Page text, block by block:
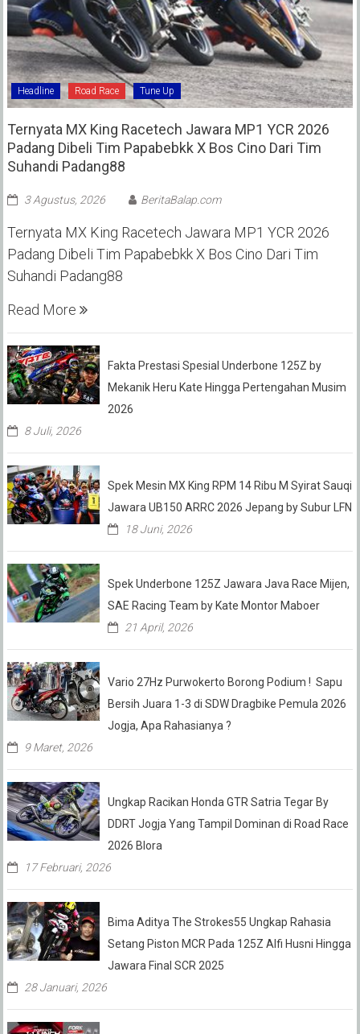
Headline Road Race Tune Up
Ternyata MX King Racetech Jawara MP1 YCR 2026
Padang Dibeli Tim Papabebkk X Bos Cino Dari Tim
Suhandi Padang88
3 Agustus, 2026 BeritaBalap.com
Ternyata MX King Racetech Jawara MP1 YCR 2026
Padang Dibeli Tim Papabebkk X Bos Cino Dari Tim
Suhandi Padang88
Read More
Fakta Prestasi Spesial Underbone 125Z by
Mekanik Heru Kate Hingga Pertengahan Musim
2026
8 Juli, 2026
Spek Mesin MX King RPM 14 Ribu M Syirat Sauqi
Jawara UB150 ARRC 2026 Jepang by Subur LFN
18 Juni, 2026
Spek Underbone 125Z Jawara Java Race Mijen,
SAE Racing Team by Kate Montor Maboer
21 April, 2026
Vario 27Hz Purwokerto Borong Podium ! Sapu
Bersih Juara 1-3 di SDW Dragbike Pemula 2026
Jogja, Apa Rahasianya ?
9 Maret, 2026
Ungkap Racikan Honda GTR Satria Tegar By
DDRT Jogja Yang Tampil Dominan di Road Race
2026 Blora
17 Februari, 2026
Bima Aditya The Strokes55 Ungkap Rahasia
Setang Piston MCR Pada 125Z Alfi Husni Hingga
Jawara Final SCR 2025
28 Januari, 2026